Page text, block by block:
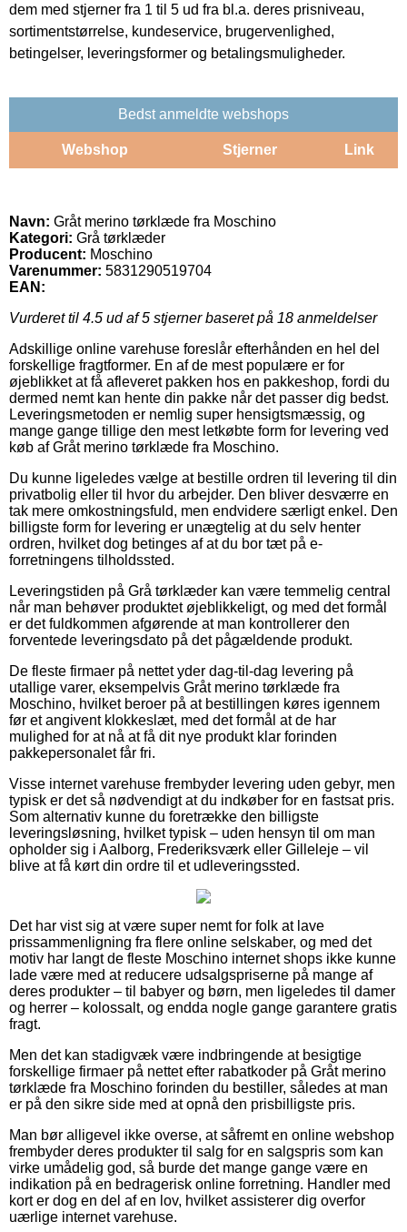
dem med stjerner fra 1 til 5 ud fra bl.a. deres prisniveau,
sortimentstørrelse, kundeservice, brugervenlighed,
betingelser, leveringsformer og betalingsmuligheder.
Bedst anmeldte webshops
Webshop Stjerner Link
Navn: Gråt merino tørklæde fra Moschino
Kategori: Grå tørklæder
Producent: Moschino
Varenummer: 5831290519704
EAN:
Vurderet til 4.5 ud af 5 stjerner baseret på 18 anmeldelser
Adskillige online varehuse foreslår efterhånden en hel del
forskellige fragtformer. En af de mest populære er for
øjeblikket at få afleveret pakken hos en pakkeshop, fordi du
dermed nemt kan hente din pakke når det passer dig bedst.
Leveringsmetoden er nemlig super hensigtsmæssig, og
mange gange tillige den mest letkøbte form for levering ved
køb af Gråt merino tørklæde fra Moschino.
Du kunne ligeledes vælge at bestille ordren til levering til din
privatbolig eller til hvor du arbejder. Den bliver desværre en
tak mere omkostningsfuld, men endvidere særligt enkel. Den
billigste form for levering er unægtelig at du selv henter
ordren, hvilket dog betinges af at du bor tæt på e-
forretningens tilholdssted.
Leveringstiden på Grå tørklæder kan være temmelig central
når man behøver produktet øjeblikkeligt, og med det formål
er det fuldkommen afgørende at man kontrollerer den
forventede leveringsdato på det pågældende produkt.
De fleste firmaer på nettet yder dag-til-dag levering på
utallige varer, eksempelvis Gråt merino tørklæde fra
Moschino, hvilket beroer på at bestillingen køres igennem
før et angivent klokkeslæt, med det formål at de har
mulighed for at nå at få dit nye produkt klar forinden
pakkepersonalet får fri.
Visse internet varehuse frembyder levering uden gebyr, men
typisk er det så nødvendigt at du indkøber for en fastsat pris.
Som alternativ kunne du foretrække den billigste
leveringsløsning, hvilket typisk – uden hensyn til om man
opholder sig i Aalborg, Frederiksværk eller Gilleleje – vil
blive at få kørt din ordre til et udleveringssted.
Det har vist sig at være super nemt for folk at lave
prissammenligning fra flere online selskaber, og med det
motiv har langt de fleste Moschino internet shops ikke kunne
lade være med at reducere udsalgspriserne på mange af
deres produkter – til babyer og børn, men ligeledes til damer
og herrer – kolossalt, og endda nogle gange garantere gratis
fragt.
Men det kan stadigvæk være indbringende at besigtige
forskellige firmaer på nettet efter rabatkoder på Gråt merino
tørklæde fra Moschino forinden du bestiller, således at man
er på den sikre side med at opnå den prisbilligste pris.
Man bør alligevel ikke overse, at såfremt en online webshop
frembyder deres produkter til salg for en salgspris som kan
virke umådelig god, så burde det mange gange være en
indikation på en bedragerisk online forretning. Handler med
kort er dog en del af en lov, hvilket assisterer dig overfor
uærlige internet varehuse.